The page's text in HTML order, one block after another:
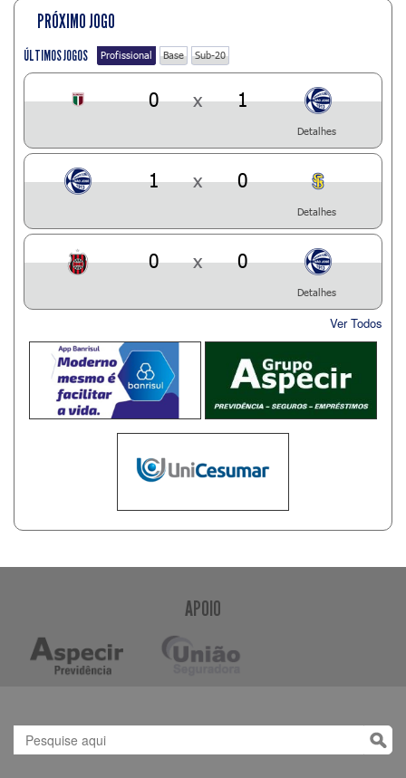
PRÓXIMO JOGO
ÚLTIMOS JOGOS Profissional Base Sub-20
0 x 1
Detalhes
1 x 0
Detalhes
0 x 0
Detalhes
Ver Todos
APOIO